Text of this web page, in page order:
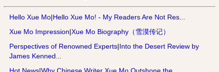
Hello Xue Mo|Hello Xue Mo! - My Readers Are Not Res...
Xue Mo Impression|Xue Mo Biography（雪漠传记）
Perspectives of Renowned Experts|Into the Desert Review by
James Kenned...